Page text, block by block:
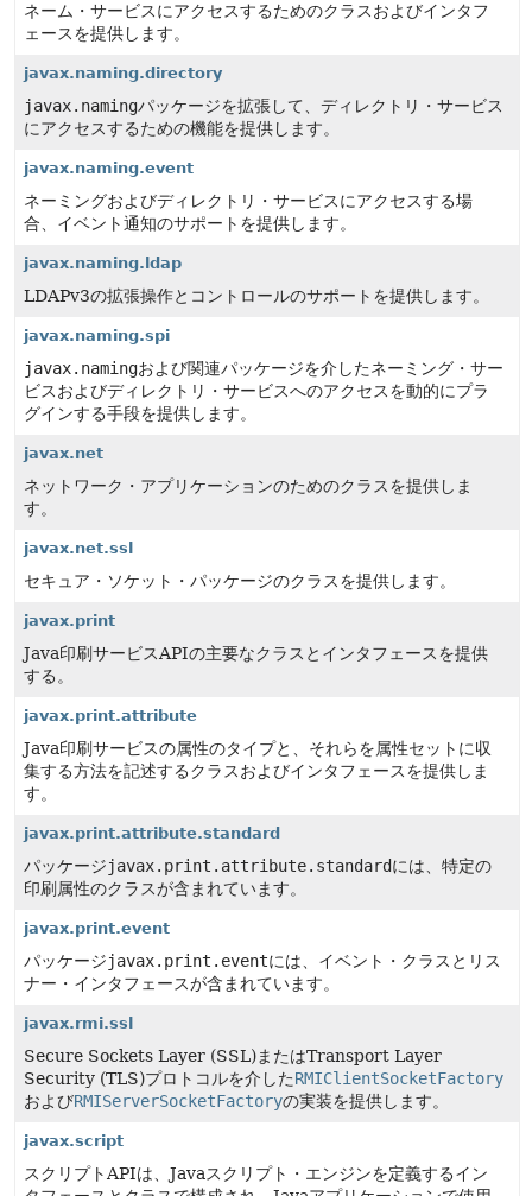
ネーム・サービスにアクセスするためのクラスおよびインタフ
ェースを提供します。
javax.naming.directory
javax.namingパッケージを拡張して、ディレクトリ・サービス
にアクセスするための機能を提供します。
javax.naming.event
ネーミングおよびディレクトリ・サービスにアクセスする場
合、イベント通知のサポートを提供します。
javax.naming.ldap
LDAPv3の拡張操作とコントロールのサポートを提供します。
javax.naming.spi
javax.namingおよび関連パッケージを介したネーミング・サー
ビスおよびディレクトリ・サービスへのアクセスを動的にプラ
グインする手段を提供します。
javax.net
ネットワーク・アプリケーションのためのクラスを提供しま
す。
javax.net.ssl
セキュア・ソケット・パッケージのクラスを提供します。
javax.print
Java印刷サービスAPIの主要なクラスとインタフェースを提供
する。
javax.print.attribute
Java印刷サービスの属性のタイプと、それらを属性セットに収
集する方法を記述するクラスおよびインタフェースを提供しま
す。
javax.print.attribute.standard
パッケージjavax.print.attribute.standardには、特定の
印刷属性のクラスが含まれています。
javax.print.event
パッケージjavax.print.eventには、イベント・クラスとリス
ナー・インタフェースが含まれています。
javax.rmi.ssl
Secure Sockets Layer (SSL)またはTransport Layer
Security (TLS)プロトコルを介したRMIClientSocketFactory
およびRMIServerSocketFactoryの実装を提供します。
javax.script
スクリプトAPIは、Javaスクリプト・エンジンを定義するイン